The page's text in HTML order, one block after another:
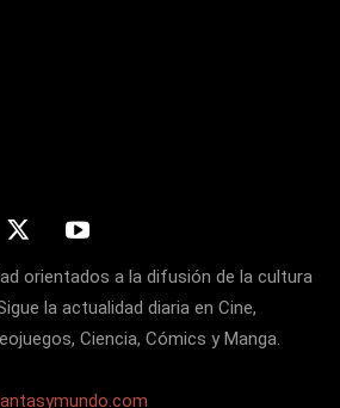
orientados a la difusión de la cultura
la actualidad diaria en Cine,
Ciencia, Cómics y Manga.